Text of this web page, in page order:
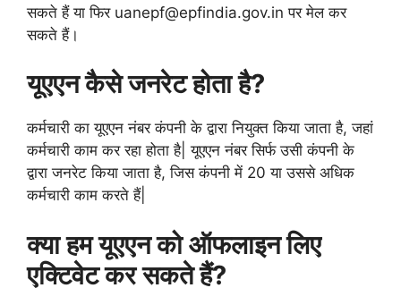
सकते हैं या फिर uanepf@epfindia.gov.in पर मेल कर
सकते हैं।
यूएएन कैसे जनरेट होता है?
कर्मचारी का यूएएन नंबर कंपनी के द्वारा नियुक्त किया जाता है, जहां
कर्मचारी काम कर रहा होता है| यूएएन नंबर सिर्फ उसी कंपनी के
द्वारा जनरेट किया जाता है, जिस कंपनी में 20 या उससे अधिक
कर्मचारी काम करते हैं|
क्या हम यूएएन को ऑफलाइन लिए
एक्टिवेट कर सकते हैं?